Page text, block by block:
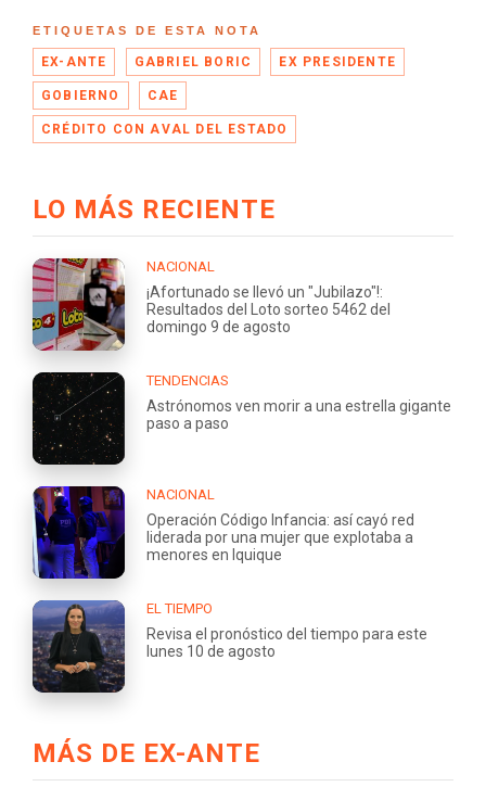
ETIQUETAS DE ESTA NOTA
EX-ANTE GABRIEL BORIC EX PRESIDENTE
GOBIERNO CAE
CRÉDITO CON AVAL DEL ESTADO
LO MÁS RECIENTE
NACIONAL
¡Afortunado se llevó un "Jubilazo"!:
Resultados del Loto sorteo 5462 del
domingo 9 de agosto
TENDENCIAS
Astrónomos ven morir a una estrella gigante
paso a paso
NACIONAL
Operación Código Infancia: así cayó red
liderada por una mujer que explotaba a
menores en Iquique
EL TIEMPO
Revisa el pronóstico del tiempo para este
lunes 10 de agosto
MÁS DE EX-ANTE